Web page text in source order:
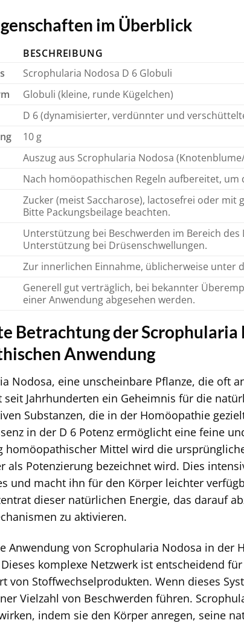
im Überblick
BESCHREIBUNG
Scrophularia Nodosa D 6 Globuli
Globuli (kleine, runde Kügelchen)
D 6 (dynamisierter, verdünnter und
10 g
Auszug aus Scrophularia Nodosa
Nach homöopathischen Regeln aufbereitet,
Zucker (meist Saccharose), lactosefrei oder mit
Bitte Packungsbeilage beachten.
Unterstützung bei Beschwerden im Bereich
Unterstützung bei Drüsenschwellungen.
Zur innerlichen Einnahme, üblicherweise unter
Generell gut verträglich, bei bekannter
einer Anwendung abgesehen werden.
Betrachtung der Scrophularia
Anwendung
Nodosa, eine unscheinbare Pflanze, die oft
Jahrhunderten ein Geheimnis für die
Substanzen, die in der Homöopathie
in der D 6 Potenz ermöglicht eine feine
homöopathischer Mittel wird die
als Potenzierung bezeichnet wird. Dies
und macht ihn für den Körper leichter
dieser natürlichen Energie, das darauf
zu aktivieren.
Anwendung von Scrophularia Nodosa in der
komplexe Netzwerk ist entscheidend
von Stoffwechselprodukten. Wenn dieses
Vielzahl von Beschwerden führen.
indem sie den Körper anregen, seine